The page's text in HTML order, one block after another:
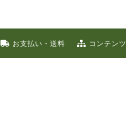
お支払い・送料 コンテンツ